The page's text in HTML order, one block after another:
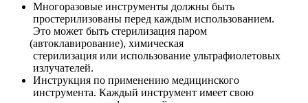
Многоразовые инструменты должны быть
простерилизованы перед каждым использованием.
Это может быть стерилизация паром
(автоклавирование), химическая
стерилизация или использование ультрафиолетовых
излучателей.
Инструкция по применению медицинского
инструмента. Каждый инструмент имеет свою